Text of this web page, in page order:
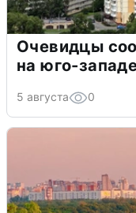
Очевидцы
на юго-
5 августа 0